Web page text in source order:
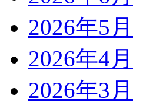
2026年5月
2026年4月
2026年3月